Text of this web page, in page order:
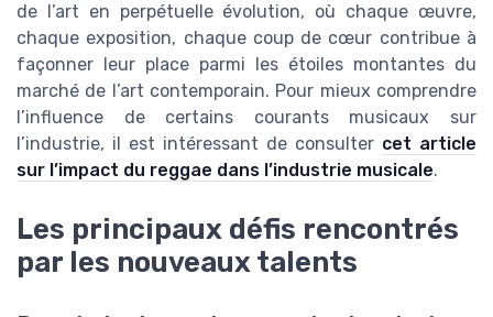
de l’art en perpétuelle évolution, où chaque œuvre,
chaque exposition, chaque coup de cœur contribue à
façonner leur place parmi les étoiles montantes du
marché de l’art contemporain. Pour mieux comprendre
l’influence de certains courants musicaux sur
l’industrie, il est intéressant de consulter cet article
sur l’impact du reggae dans l’industrie musicale.
Les principaux défis rencontrés
par les nouveaux talents